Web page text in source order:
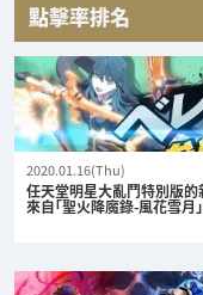
點擊率排名
2020.01.16(Thu)
任天堂明星大亂鬥特別版的
來自「聖火降魔錄-風花雪月